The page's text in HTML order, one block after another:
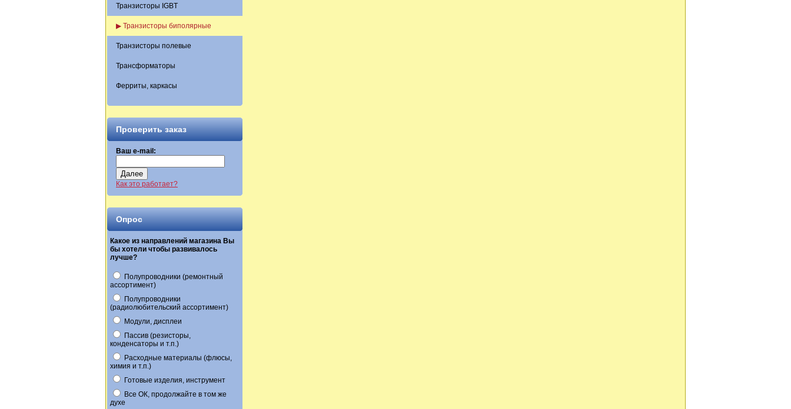
Транзисторы IGBT
▶ Транзисторы биполярные
Транзисторы полевые
Трансформаторы
Ферриты, каркасы
Проверить заказ
Ваш e-mail:
Далее
Как это работает?
Опрос
Какое из направлений магазина Вы
бы хотели чтобы развивалось
лучше?
Полупроводники (ремонтный
ассортимент)
Полупроводники
(радиолюбительский ассортимент)
Модули, дисплеи
Пассив (резисторы,
конденсаторы и т.п.)
Расходные материалы (флюсы,
химия и т.п.)
Готовые изделия, инструмент
Все ОК, продолжайте в том же
духе